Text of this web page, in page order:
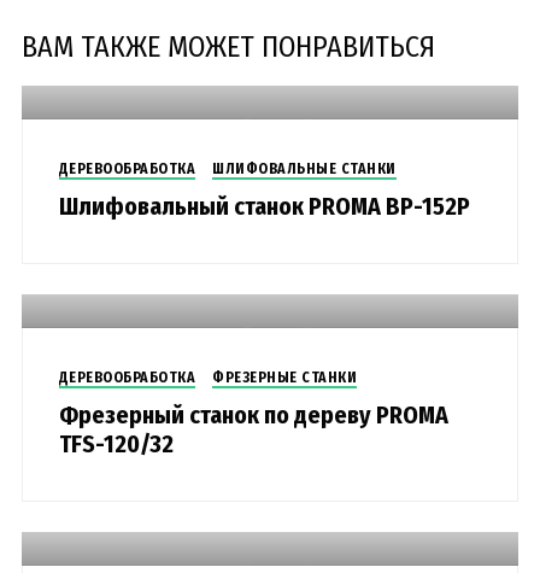
ВАМ ТАКЖЕ МОЖЕТ ПОНРАВИТЬСЯ
ДЕРЕВООБРАБОТКА ШЛИФОВАЛЬНЫЕ СТАНКИ
Шлифовальный станок PROMA BP-152P
ДЕРЕВООБРАБОТКА ФРЕЗЕРНЫЕ СТАНКИ
Фрезерный станок по дереву PROMA
TFS-120/32